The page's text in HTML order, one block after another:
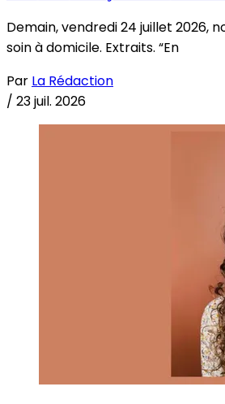
Demain, vendredi 24 juillet 2026,
soin à domicile. Extraits. “En
Par La Rédaction
/ 23 juil. 2026